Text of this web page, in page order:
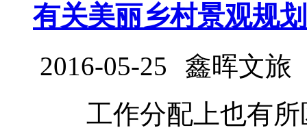
有关美丽乡村景观规划
2016-05-25 鑫晖文旅
工作分配上也有所